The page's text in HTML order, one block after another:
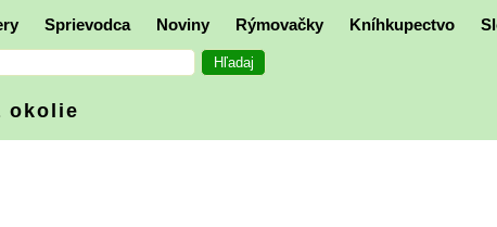
Sprievodca Noviny Rýmovačky Kníhkupectvo
okolie